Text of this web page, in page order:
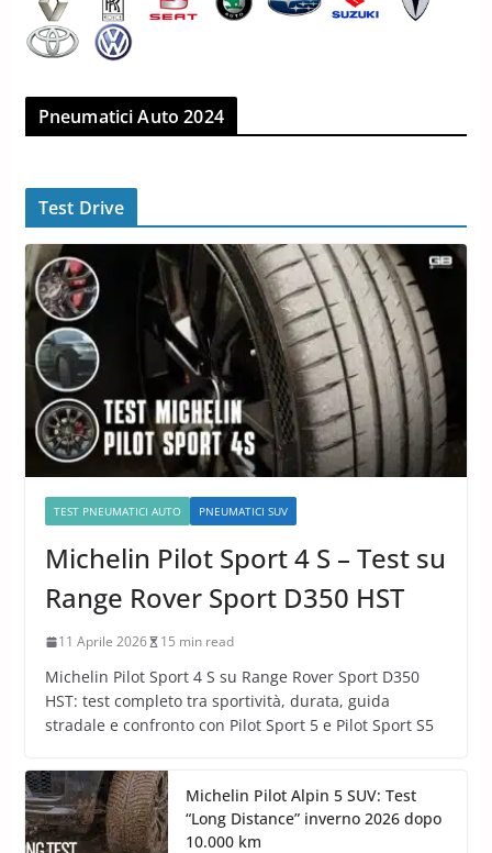
Pneumatici Auto 2024
Test Drive
TEST PNEUMATICI AUTO PNEUMATICI SUV
Michelin Pilot Sport 4 S – Test su
Range Rover Sport D350 HST
11 Aprile 2026 15 min read
Michelin Pilot Sport 4 S su Range Rover Sport D350
HST: test completo tra sportività, durata, guida
stradale e confronto con Pilot Sport 5 e Pilot Sport S5
Michelin Pilot Alpin 5 SUV: Test
“Long Distance” inverno 2026 dopo
10.000 km